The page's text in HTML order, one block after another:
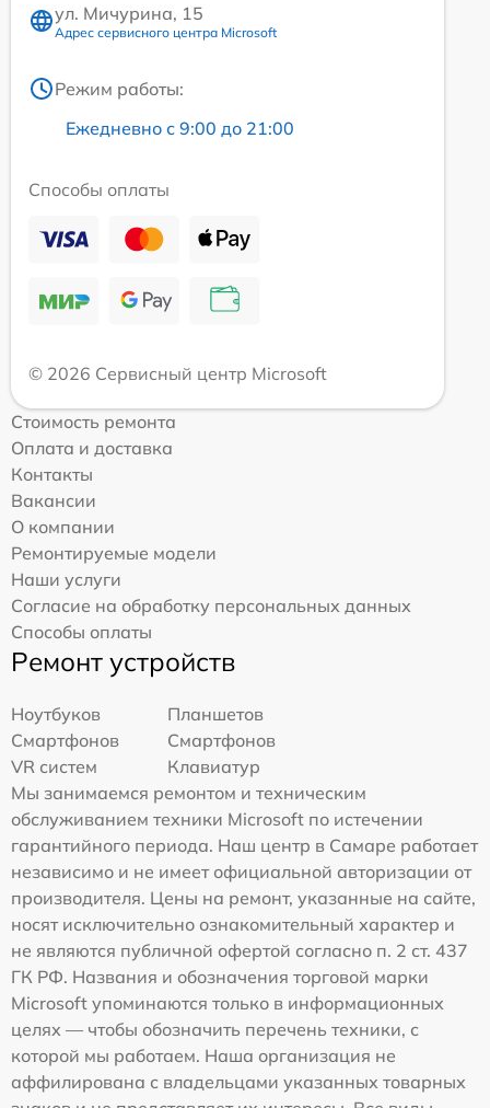
ул. Мичурина, 15
Адрес сервисного центра Microsoft
Режим работы:
Ежедневно с 9:00 до 21:00
Способы оплаты
© 2026 Сервисный центр Microsoft
Стоимость ремонта
Оплата и доставка
Контакты
Вакансии
О компании
Ремонтируемые модели
Наши услуги
Согласие на обработку персональных данных
Способы оплаты
Ремонт устройств
Ноутбуков
Планшетов
Смартфонов
Смартфонов
VR систем
Клавиатур
Мы занимаемся ремонтом и техническим
обслуживанием техники Microsoft по истечении
гарантийного периода. Наш центр в Самаре работает
независимо и не имеет официальной авторизации от
производителя. Цены на ремонт, указанные на сайте,
носят исключительно ознакомительный характер и
не являются публичной офертой согласно п. 2 ст. 437
ГК РФ. Названия и обозначения торговой марки
Microsoft упоминаются только в информационных
целях — чтобы обозначить перечень техники, с
которой мы работаем. Наша организация не
аффилирована с владельцами указанных товарных